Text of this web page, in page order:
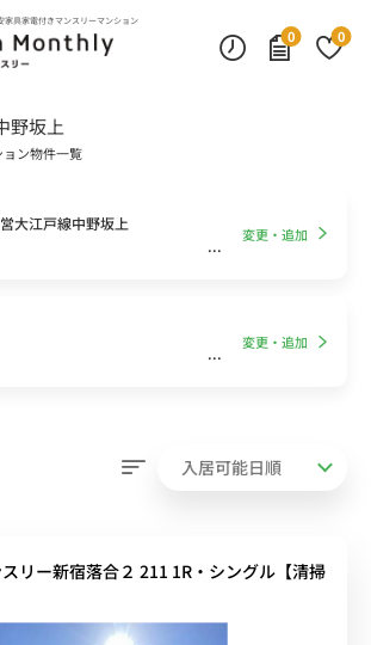
家具家電付きマンスリーマンション
0
0
野坂上
ン物件一覧
大江戸線中野坂上
変更・追加
変更・追加
リー新宿落合２ 211 1R・シングル【清掃